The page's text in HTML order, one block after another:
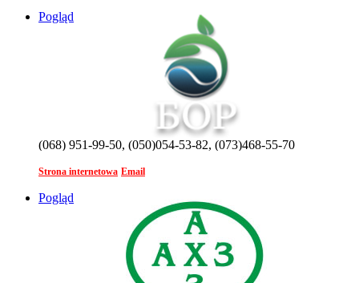
Pogląd
(068) 951-99-50, (050)054-53-82, (073)468-55-70
Strona internetowa Email
Pogląd